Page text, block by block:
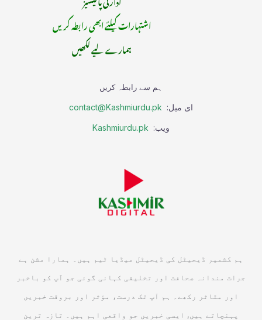
اشتہارات کیلئے ابھی رابطہ کریں
ہمارے لیے لکھیں
ہم سے رابطہ کریں
ای میل: contact@Kashmiurdu.pk
ویب: Kashmiurdu.pk
ہم کشمیر ڈیجیٹل کی ڈیجیٹل میڈیا ٹیم ہیں۔ ہمارا مشن ہے
جرات مندانہ صحافت اور تخلیقی کہانی گوئی جو آپ کو باخبر
اور متاثر رکھے۔ ہم آپ تک درست، مؤثر اور بروقت خبریں
پہنچاتے ہیں, ایسی خبریں جو واقعی اہم ہیں۔ تازہ ترین